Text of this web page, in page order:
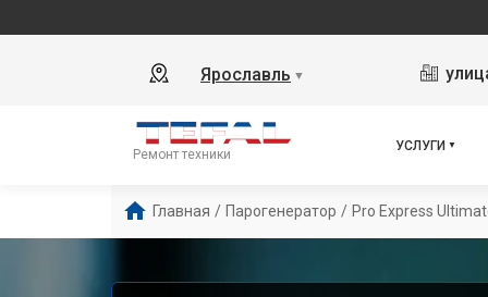
Ярославль ▼
Ремонт техники
УСЛУГИ
Главная / Парогенератор / Pro Express